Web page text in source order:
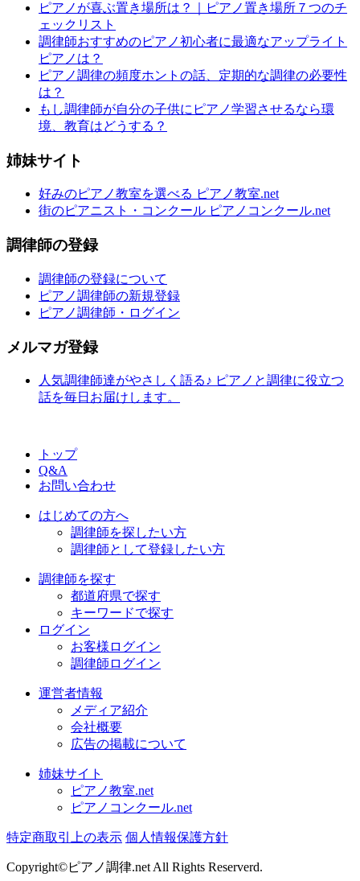
ピアノが喜ぶ置き場所は？｜ピアノ置き場所７つのチ
ェックリスト
調律師おすすめのピアノ初心者に最適なアップライト
ピアノは？
ピアノ調律の頻度ホントの話、定期的な調律の必要性
は？
もし調律師が自分の子供にピアノ学習させるなら環
境、教育はどうする？
姉妹サイト
好みのピアノ教室を選べる ピアノ教室.net
街のピアニスト・コンクール ピアノコンクール.net
調律師の登録
調律師の登録について
ピアノ調律師の新規登録
ピアノ調律師・ログイン
メルマガ登録
人気調律師達がやさしく語る♪ ピアノと調律に役立つ
話を毎日お届けします。
トップ
Q&A
お問い合わせ
はじめての方へ
調律師を探したい方
調律師として登録したい方
調律師を探す
都道府県で探す
キーワードで探す
ログイン
お客様ログイン
調律師ログイン
運営者情報
メディア紹介
会社概要
広告の掲載について
姉妹サイト
ピアノ教室.net
ピアノコンクール.net
特定商取引上の表示 個人情報保護方針
Copyright©ピアノ調律.net All Rights Reserverd.